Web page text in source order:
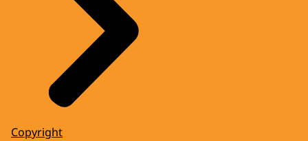
Copyright